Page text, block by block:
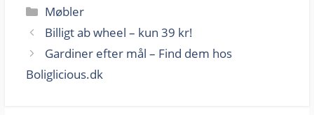
Kategorier
Møbler
Billigt ab wheel – kun 39 kr!
Gardiner efter mål – Find dem hos
Boliglicious.dk